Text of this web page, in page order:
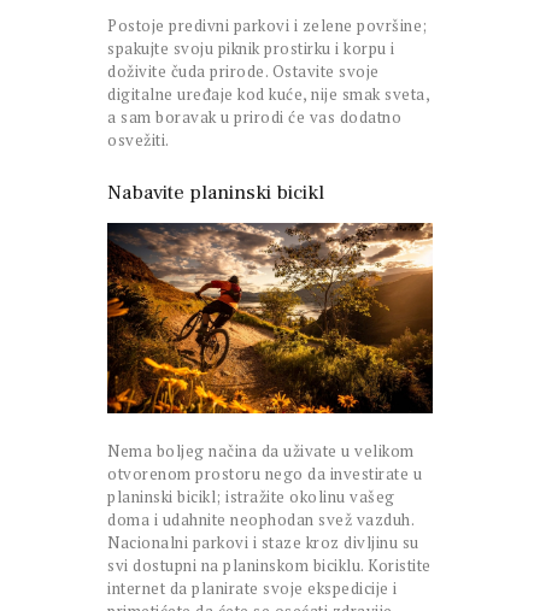
Postoje predivni parkovi i zelene površine;
spakujte svoju piknik prostirku i korpu i
doživite čuda prirode. Ostavite svoje
digitalne uređaje kod kuće, nije smak sveta,
a sam boravak u prirodi će vas dodatno
osvežiti.
Nabavite planinski bicikl
Nema boljeg načina da uživate u velikom
otvorenom prostoru nego da investirate u
planinski bicikl; istražite okolinu vašeg
doma i udahnite neophodan svež vazduh.
Nacionalni parkovi i staze kroz divljinu su
svi dostupni na planinskom biciklu. Koristite
internet da planirate svoje ekspedicije i